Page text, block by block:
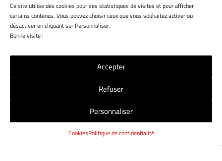
Ce site utilise des cookies pour ses statistiques de visites et pour afficher
certains contenus. Vous pouvez choisir ceux que vous souhaitez activer ou
désactiver en cliquant sur Personnaliser.
Bonne visite !
Accepter
Refuser
Personnaliser
CookiesPolitique de confidentialité
RENEGADE 110 EFI
2024-
SNARLER AT6L
© 2023 Jet7Group. Tous droits réservés